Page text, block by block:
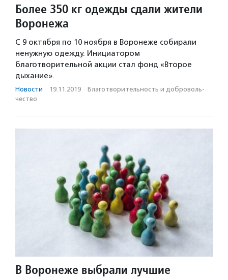
Более 350 кг одежды сдали жители
Воронежа
С 9 октября по 10 ноября в Воронеже собирали
ненужную одежду. Инициатором
благотворительной акции стал фонд «Второе
дыхание».
Новости · 19.11.2019 · Благотвори­тель­ность и доброволь­
чест­во
В Воронеже выбрали лучшие